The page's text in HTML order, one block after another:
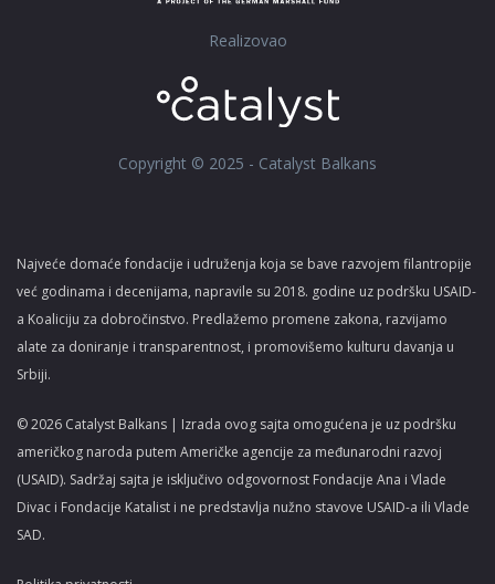
Realizovao
Copyright © 2025 - Catalyst Balkans
Najveće domaće fondacije i udruženja koja se bave razvojem filantropije
već godinama i decenijama, napravile su 2018. godine uz podršku USAID-
a Koaliciju za dobročinstvo. Predlažemo promene zakona, razvijamo
alate za doniranje i transparentnost, i promovišemo kulturu davanja u
Srbiji.
© 2026 Catalyst Balkans | Izrada ovog sajta omogućena je uz podršku
američkog naroda putem Američke agencije za međunarodni razvoj
(USAID). Sadržaj sajta je isključivo odgovornost Fondacije Ana i Vlade
Divac i Fondacije Katalist i ne predstavlja nužno stavove USAID-a ili Vlade
SAD.